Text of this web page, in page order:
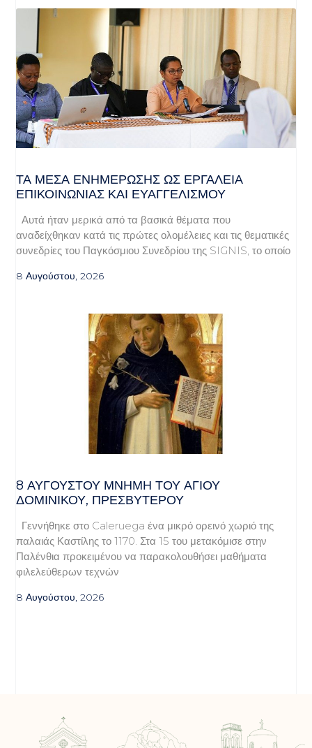
ΤΑ ΜΈΣΑ ΕΝΗΜΈΡΩΣΗΣ ΩΣ ΕΡΓΑΛΕΊΑ
ΕΠΙΚΟΙΝΩΝΊΑΣ ΚΑΙ ΕΥΑΓΓΕΛΙΣΜΟΎ
Αυτά ήταν μερικά από τα βασικά θέματα που
αναδείχθηκαν κατά τις πρώτες ολομέλειες και τις θεματικές
συνεδρίες του Παγκόσμιου Συνεδρίου της SIGNIS, το οποίο
8 Αυγούστου, 2026
8 ΑΥΓΟΥΣΤΟΥ ΜΝΗΜΗ ΤΟΥ ΑΓΙΟΥ
ΔΟΜΙΝΙΚΟΥ, ΠΡΕΣΒΥΤΕΡΟΥ
Γεννήθηκε στο Caleruega ένα μικρό ορεινό χωριό της
παλαιάς Καστίλης το 1170. Στα 15 του μετακόμισε στην
Παλένθια προκειμένου να παρακολουθήσει μαθήματα
φιλελεύθερων τεχνών
8 Αυγούστου, 2026